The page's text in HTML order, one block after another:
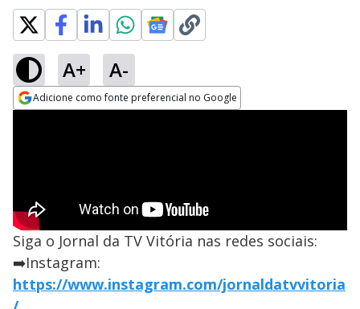
A+ A-
Adicione como fonte preferencial no Google
Siga o Jornal da TV Vitória nas redes sociais:
➡️Instagram:
https://www.instagram.com/jornaldatvvitoria